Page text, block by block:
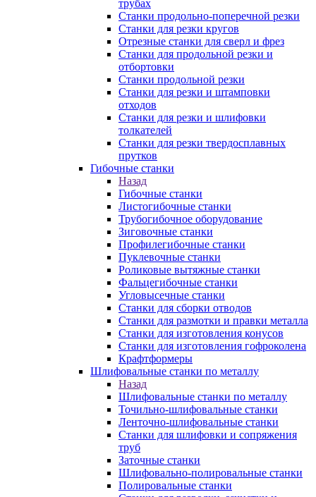
трубаx
Станки продольно-поперечной резки
Станки для резки кругов
Отрезные станки для сверл и фрез
Станки для продольной резки и
отбортовки
Станки продольной резки
Станки для резки и штамповки
отходов
Станки для резки и шлифовки
толкателей
Станки для резки твердосплавных
прутков
Гибочные станки
Назад
Гибочные станки
Листогибочные станки
Трубогибочное оборудование
Зиговочные станки
Профилегибочные станки
Пуклевочные станки
Роликовые вытяжные станки
Фальцегибочные станки
Угловысечные станки
Станки для сборки отводов
Станки для размотки и правки металла
Станки для изготовления конусов
Станки для изготовления гофроколена
Крафтформеры
Шлифовальные станки по металлу
Назад
Шлифовальные станки по металлу
Точильно-шлифовальные станки
Ленточно-шлифовальные станки
Станки для шлифовки и сопряжения
труб
Заточные станки
Шлифовально-полировальные станки
Полировальные станки